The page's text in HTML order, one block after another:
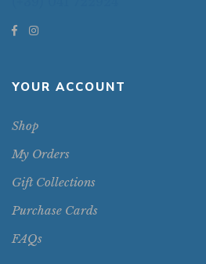
YOUR ACCOUNT
Shop
My Orders
Gift Collections
Purchase Cards
FAQs